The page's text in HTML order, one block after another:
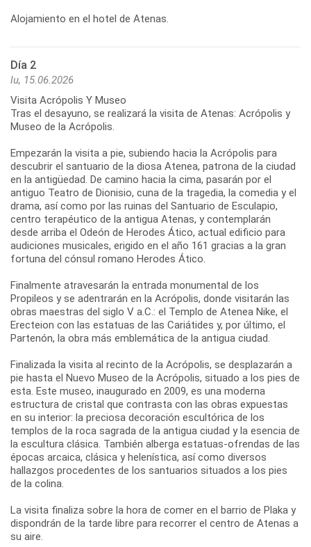
Día 2
lu, 15.06.2026
Visita Acrópolis Y Museo
Tras el desayuno, se realizará la visita de Atenas: Acrópolis y
Museo de la Acrópolis.
Empezarán la visita a pie, subiendo hacia la Acrópolis para
descubrir el santuario de la diosa Atenea, patrona de la ciudad
en la antigüedad. De camino hacia la cima, pasarán por el
antiguo Teatro de Dionisio, cuna de la tragedia, la comedia y el
drama, así como por las ruinas del Santuario de Esculapio,
centro terapéutico de la antigua Atenas, y contemplarán
desde arriba el Odeón de Herodes Ático, actual edificio para
audiciones musicales, erigido en el año 161 gracias a la gran
fortuna del cónsul romano Herodes Ático.
Finalmente atravesarán la entrada monumental de los
Propileos y se adentrarán en la Acrópolis, donde visitarán las
obras maestras del siglo V a.C.: el Templo de Atenea Nike, el
Erecteion con las estatuas de las Cariátides y, por último, el
Partenón, la obra más emblemática de la antigua ciudad.
Finalizada la visita al recinto de la Acrópolis, se desplazarán a
pie hasta el Nuevo Museo de la Acrópolis, situado a los pies de
esta. Este museo, inaugurado en 2009, es una moderna
estructura de cristal que contrasta con las obras expuestas
en su interior: la preciosa decoración escultórica de los
templos de la roca sagrada de la antigua ciudad y la esencia de
la escultura clásica. También alberga estatuas-ofrendas de las
épocas arcaica, clásica y helenística, así como diversos
hallazgos procedentes de los santuarios situados a los pies
de la colina.
La visita finaliza sobre la hora de comer en el barrio de Plaka y
dispondrán de la tarde libre para recorrer el centro de Atenas a
su aire.